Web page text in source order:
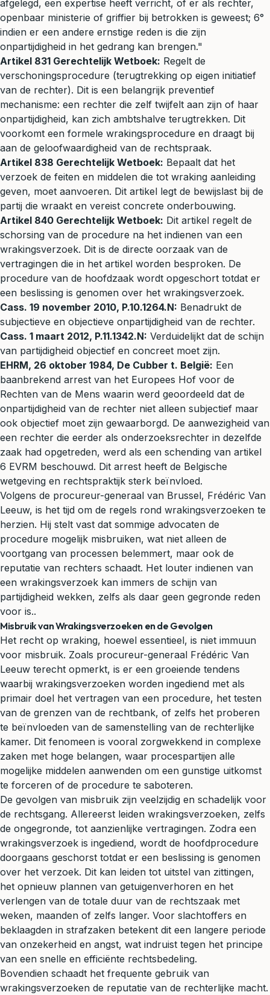
afgelegd, een expertise heeft verricht, of er als rechter,
openbaar ministerie of griffier bij betrokken is geweest; 6°
indien er een andere ernstige reden is die zijn
onpartijdigheid in het gedrang kan brengen."
Artikel 831 Gerechtelijk Wetboek: Regelt de
verschoningsprocedure (terugtrekking op eigen initiatief
van de rechter). Dit is een belangrijk preventief
mechanisme: een rechter die zelf twijfelt aan zijn of haar
onpartijdigheid, kan zich ambtshalve terugtrekken. Dit
voorkomt een formele wrakingsprocedure en draagt bij
aan de geloofwaardigheid van de rechtspraak.
Artikel 838 Gerechtelijk Wetboek: Bepaalt dat het
verzoek de feiten en middelen die tot wraking aanleiding
geven, moet aanvoeren. Dit artikel legt de bewijslast bij de
partij die wraakt en vereist concrete onderbouwing.
Artikel 840 Gerechtelijk Wetboek: Dit artikel regelt de
schorsing van de procedure na het indienen van een
wrakingsverzoek. Dit is de directe oorzaak van de
vertragingen die in het artikel worden besproken. De
procedure van de hoofdzaak wordt opgeschort totdat er
een beslissing is genomen over het wrakingsverzoek.
Cass. 19 november 2010, P.10.1264.N: Benadrukt de
subjectieve en objectieve onpartijdigheid van de rechter.
Cass. 1 maart 2012, P.11.1342.N: Verduidelijkt dat de schijn
van partijdigheid objectief en concreet moet zijn.
EHRM, 26 oktober 1984, De Cubber t. België: Een
baanbrekend arrest van het Europees Hof voor de
Rechten van de Mens waarin werd geoordeeld dat de
onpartijdigheid van de rechter niet alleen subjectief maar
ook objectief moet zijn gewaarborgd. De aanwezigheid van
een rechter die eerder als onderzoeksrechter in dezelfde
zaak had opgetreden, werd als een schending van artikel
6 EVRM beschouwd. Dit arrest heeft de Belgische
wetgeving en rechtspraktijk sterk beïnvloed.
Volgens de procureur-generaal van Brussel, Frédéric Van
Leeuw, is het tijd om de regels rond wrakingsverzoeken te
herzien. Hij stelt vast dat sommige advocaten de
procedure mogelijk misbruiken, wat niet alleen de
voortgang van processen belemmert, maar ook de
reputatie van rechters schaadt. Het louter indienen van
een wrakingsverzoek kan immers de schijn van
partijdigheid wekken, zelfs als daar geen gegronde reden
voor is..
Misbruik van Wrakingsverzoeken en de Gevolgen
Het recht op wraking, hoewel essentieel, is niet immuun
voor misbruik. Zoals procureur-generaal Frédéric Van
Leeuw terecht opmerkt, is er een groeiende tendens
waarbij wrakingsverzoeken worden ingediend met als
primair doel het vertragen van een procedure, het testen
van de grenzen van de rechtbank, of zelfs het proberen
te beïnvloeden van de samenstelling van de rechterlijke
kamer. Dit fenomeen is vooral zorgwekkend in complexe
zaken met hoge belangen, waar procespartijen alle
mogelijke middelen aanwenden om een gunstige uitkomst
te forceren of de procedure te saboteren.
De gevolgen van misbruik zijn veelzijdig en schadelijk voor
de rechtsgang. Allereerst leiden wrakingsverzoeken, zelfs
de ongegronde, tot aanzienlijke vertragingen. Zodra een
wrakingsverzoek is ingediend, wordt de hoofdprocedure
doorgaans geschorst totdat er een beslissing is genomen
over het verzoek. Dit kan leiden tot uitstel van zittingen,
het opnieuw plannen van getuigenverhoren en het
verlengen van de totale duur van de rechtszaak met
weken, maanden of zelfs langer. Voor slachtoffers en
beklaagden in strafzaken betekent dit een langere periode
van onzekerheid en angst, wat indruist tegen het principe
van een snelle en efficiënte rechtsbedeling.
Bovendien schaadt het frequente gebruik van
wrakingsverzoeken de reputatie van de rechterlijke macht.